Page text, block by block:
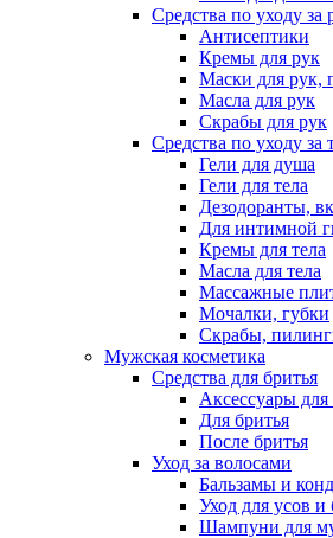
Средства по уходу за
Антисептики
Кремы для рук
Маски для рук,
Масла для рук
Скрабы для рук
Средства по уходу за
Гели для душа
Гели для тела
Дезодоранты,
Для интимной
Кремы для тела
Масла для тела
Массажные
Мочалки, губки
Скрабы,
Мужская косметика
Средства для бритья
Аксессуары для
Для бритья
После бритья
Уход за волосами
Бальзамы и
Уход для усов
Шампуни для